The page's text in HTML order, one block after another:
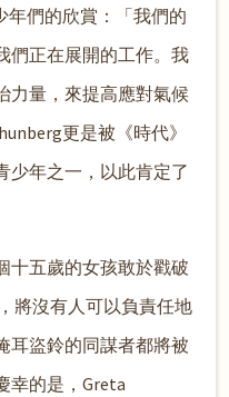
年們的欣賞：「我們的
們正在展開的工作。我
力量，來提高應對氣候
更是被《時代》
少年之一，以此肯定了
十五歲的女孩敢於戳破
將沒有人可以負責任地
耳盜鈴的同謀者都將被
幸的是，Greta